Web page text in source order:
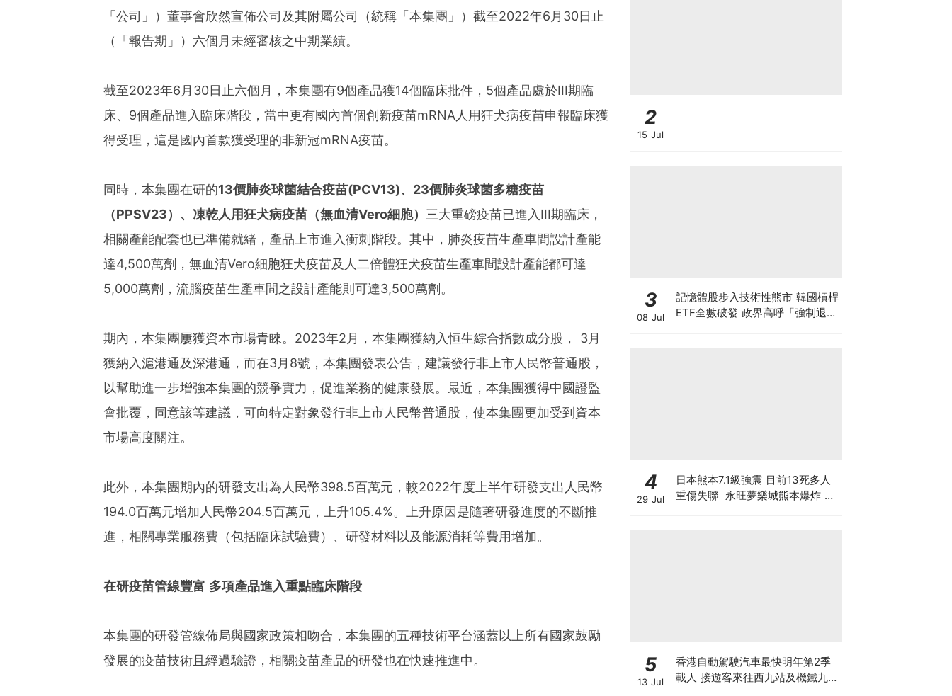
「公司」）董事會欣然宣佈公司及其附屬公司（統稱「本集團」）截至2022年6月30日止
（「報告期」）六個月未經審核之中期業績。
截至2023年6月30日止六個月，本集團有9個產品獲14個臨床批件，5個產品處於III期臨
床、9個產品進入臨床階段，當中更有國內首個創新疫苗mRNA人用狂犬病疫苗申報臨床獲
得受理，這是國內首款獲受理的非新冠mRNA疫苗。
同時，本集團在研的13價肺炎球菌結合疫苗(PCV13)、 23價肺炎球菌多糖疫苗
（PPSV23）、凍乾人用狂犬病疫苗（無血清Vero細胞） 三大重磅疫苗已進入III期臨床，
相關產能配套也已準備就緒，產品上市進入衝刺階段。其中，肺炎疫苗生產車間設計產能
達4,500萬劑，無血清Vero細胞狂犬疫苗及人二倍體狂犬疫苗生產車間設計產能都可達
5,000萬劑，流腦疫苗生產車間之設計產能則可達3,500萬劑。
期內，本集團屢獲資本市場青睞。2023年2月，本集團獲納入恒生綜合指數成分股， 3月
獲納入滬港通及深港通，而在3月8號，本集團發表公告，建議發行非上市人民幣普通股，
以幫助進一步增強本集團的競爭實力，促進業務的健康發展。最近，本集團獲得中國證監
會批覆，同意該等建議，可向特定對象發行非上市人民幣普通股，使本集團更加受到資本
市場高度關注。
此外，本集團期內的研發支出為人民幣398.5百萬元，較2022年度上半年研發支出人民幣
194.0百萬元增加人民幣204.5百萬元，上升105.4%。上升原因是隨著研發進度的不斷推
進，相關專業服務費（包括臨床試驗費）、研發材料以及能源消耗等費用增加。
在研疫苗管線豐富 多項產品進入重點臨床階段
本集團的研發管線佈局與國家政策相吻合，本集團的五種技術平台涵蓋以上所有國家鼓勵
發展的疫苗技術且經過驗證，相關疫苗產品的研發也在快速推進中。
2
15 Jul
3
08 Jul
記憶體股步入技術性熊市 韓國槓桿
ETF全數破發 政界高呼「強制退
4
29 Jul
日本熊本7.1級強震 目前13死多人
重傷失聯 永旺夢樂城熊本爆炸 日
5
13 Jul
香港自動駕駛汽車最快明年第2季
載人 接遊客來往西九站及機鐵九龍